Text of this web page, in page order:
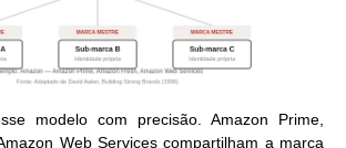
modelo com precisão. Amazon Prime,
Web Services compartilham a marca